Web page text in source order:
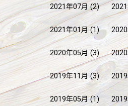
2021年07月 (2)
2021年01月 (1)
2020年05月 (3)
2019年11月 (3)
2019年05月(1)